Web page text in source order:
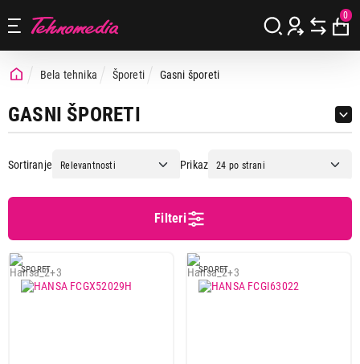
0
Bela tehnika Šporeti Gasni šporeti
Cena od Cena do
GASNI ŠPORETI
Sortiranje Prikaz
Filteri
SPORET SPORET